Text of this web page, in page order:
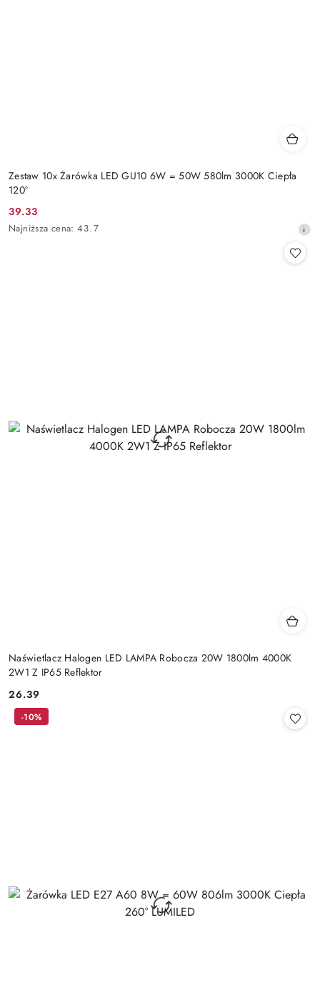
Zestaw 10x Żarówka LED GU10 6W = 50W 580lm 3000K Ciepła
120°
Cena
promocyjna:
39.33
Najniższa
Najniższa cena: 43.7
Naświetlacz Halogen LED LAMPA Robocza 20W 1800lm 4000K
2W1 Z IP65 Reflektor
Cena:
26.39
-10%